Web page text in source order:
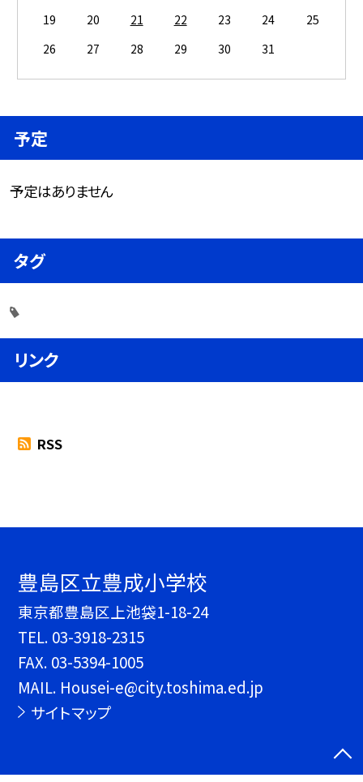
19
20 21 22 23 24
25
26
27 28 29 30 31
予定
予定はありません
タグ
リンク
RSS
豊島区立豊成小学校
東京都豊島区上池袋1-18-24
TEL. 03-3918-2315
FAX. 03-5394-1005
MAIL. Housei-e@city.toshima.ed.jp
サイトマップ